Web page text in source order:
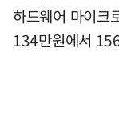
하드웨어 마이크
134만원에서